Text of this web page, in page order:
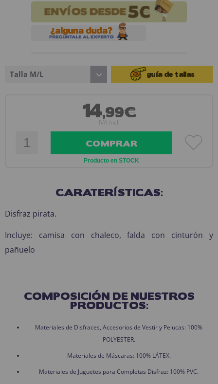
Talla M/L guía de tallas
14,99€
IVA Incl.
COMPRAR
Producto en STOCK
CARATERÍSTICAS:
Disfraz pirata.
Incluye: camisa con chaleco, falda con cinturón y
pañuelo
COMPOSICIÓN DE NUESTROS
PRODUCTOS:
Materiales de Disfraces, Accesorios de Vestir y Pelucas: 100%
POLYESTER.
Materiales de Máscaras: 100% LÁTEX.
Materiales de Juguetes para Completas Disfraz: 100% PVC.